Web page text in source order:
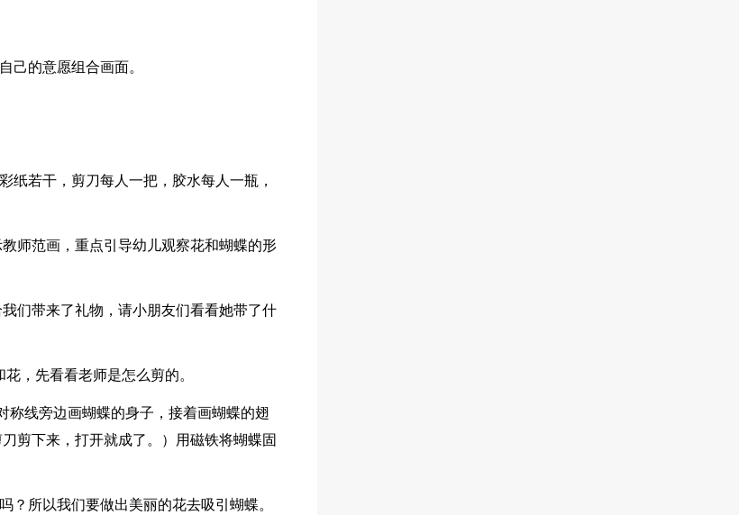
己的意愿组合画面。
纸若干，剪刀每人一把，胶水每人一瓶，
师范画，重点引导幼儿观察花和蝴蝶的形
们带来了礼物，请小朋友们看看她带了什
，先看看老师是怎么剪的。
称线旁边画蝴蝶的身子，接着画蝴蝶的翅
剪下来，打开就成了。）用磁铁将蝴蝶固
？所以我们要做出美丽的花去吸引蝴蝶。